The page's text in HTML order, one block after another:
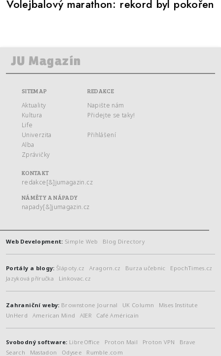
Volejbalový marathon: rekord byl pokořen
SITEMAP
Aktuality
Kultura
Life
Univerzita
Alba
Zprávičky
REDAKCE
Napište nám
Přidejte se taky!
Přihlášení
KONTAKT
redakce[&]jumagazin.cz
NÁMĚTY A NÁPADY
napady[&]jumagazin.cz
Web Development: Simple Web Blog Directory
Portály a blogy:Šlápoty.cz Aragorn.cz Burza učebnic
EpochTimes.cz
Jazyková příručka
Linkovac.cz
Zahraniční weby: Brownstone Journal UK Column
Mises Institute
UnHerd
American Mind AIER Café Américain
Svobodný software: LibreOffice Proton Mail Proton VPN
Brave
Search
Mastadon Odysee Rumble.com